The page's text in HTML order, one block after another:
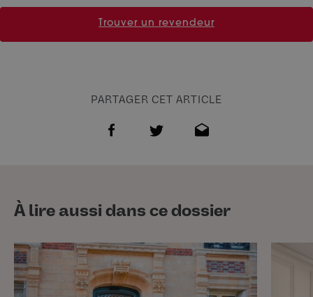
Trouver un revendeur
PARTAGER CET ARTICLE
À lire aussi dans ce dossier